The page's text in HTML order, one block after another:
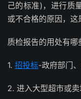
己的标准)，进行质
或不合格的原因，这
质检报告的用处有哪
1. 招投标-政府部门
2. 进入大型超市或